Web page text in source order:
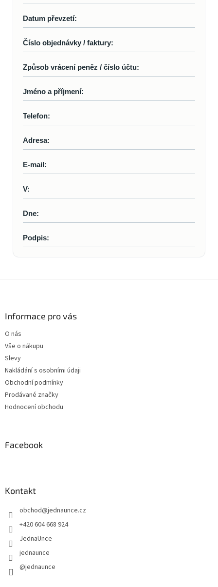
Datum převzetí:
Číslo objednávky / faktury:
Způsob vrácení peněz / číslo účtu:
Jméno a příjmení:
Telefon:
Adresa:
E-mail:
V:
Dne:
Podpis:
Informace pro vás
O nás
Vše o nákupu
Slevy
Nakládání s osobními údaji
Obchodní podmínky
Prodávané značky
Hodnocení obchodu
Facebook
Kontakt
obchod@jednaunce.cz
+420 604 668 924
JednaUnce
jednaunce
@jednaunce